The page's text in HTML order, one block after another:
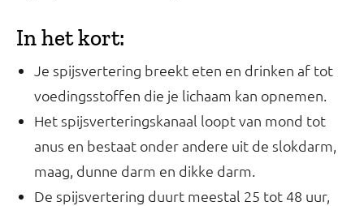
In het kort:
Je spijsvertering breekt eten en drinken af tot
voedingsstoffen die je lichaam kan opnemen.
Het spijsverteringskanaal loopt van mond tot
anus en bestaat onder andere uit de slokdarm,
maag, dunne darm en dikke darm.
De spijsvertering duurt meestal 25 tot 48 uur,